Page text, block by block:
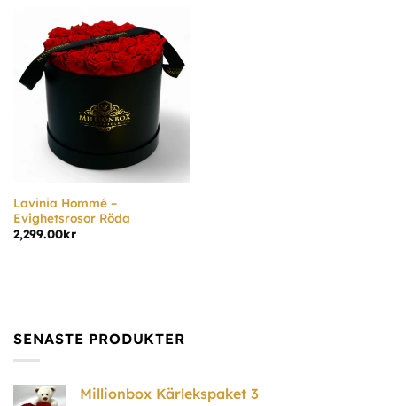
Lavinia Hommé –
Evighetsrosor Röda
2,299.00kr
SENASTE PRODUKTER
Millionbox Kärlekspaket 3